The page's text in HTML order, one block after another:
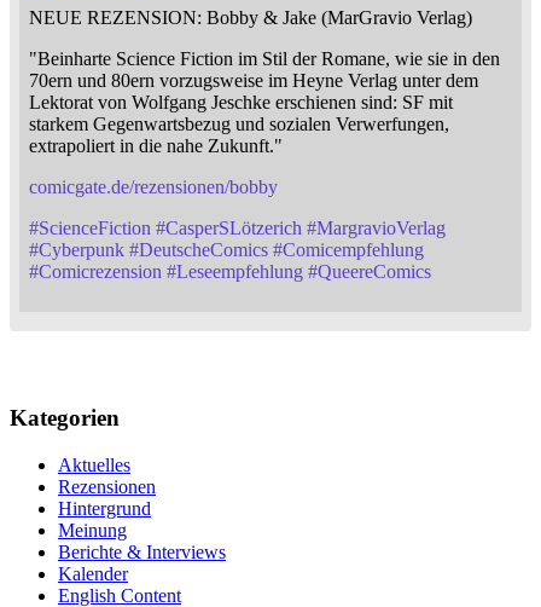
NEUE REZENSION: Bobby & Jake (MarGravio Verlag)
"Beinharte Science Fiction im Stil der Romane, wie sie in den
70ern und 80ern vorzugsweise im Heyne Verlag unter dem
Lektorat von Wolfgang Jeschke erschienen sind: SF mit
starkem Gegenwartsbezug und sozialen Verwerfungen,
extrapoliert in die nahe Zukunft."
comicgate.de/rezensionen/bobby
#ScienceFiction #CasperSLötzerich #MargravioVerlag
#Cyberpunk #DeutscheComics #Comicempfehlung
#Comicrezension #Leseempfehlung #QueereComics
Kategorien
Aktuelles
Rezensionen
Hintergrund
Meinung
Berichte & Interviews
Kalender
English Content